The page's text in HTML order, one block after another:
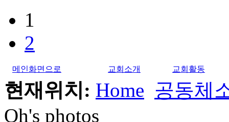
1
2
메인화면으로 교회소개 교회활동
현재위치: Home 공동체
Oh's photos